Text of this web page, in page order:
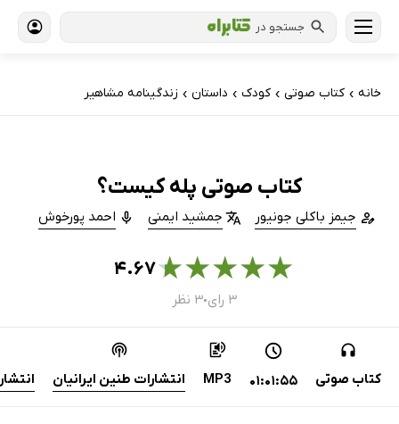
جستجو در
خانه › کتاب‌ صوتی › کودک › داستان › زندگینامه مشاهیر
کتاب صوتی پله کیست؟
جیمز باکلی جونیور جمشید ایمنی احمد پورخوش
★
★
★
★
★۴.۶۷
۳ رای ●۳ نظر
کتاب صوتی 01:01:55
MP3 انتشارات طنین ایرانیان